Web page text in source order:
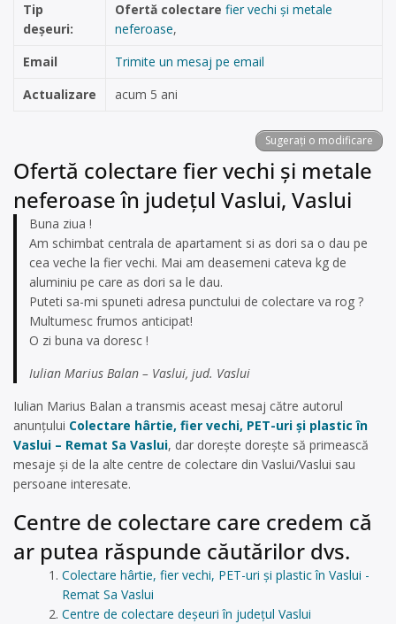
Tip
deșeuri:
Ofertă colectare fier vechi și metale
neferoase,
Email
Trimite un mesaj pe email
Actualizare
acum 5 ani
Sugerați o modificare
Ofertă colectare fier vechi și metale
neferoase în județul Vaslui, Vaslui
Buna ziua !
Am schimbat centrala de apartament si as dori sa o dau pe
cea veche la fier vechi. Mai am deasemeni cateva kg de
aluminiu pe care as dori sa le dau.
Puteti sa-mi spuneti adresa punctului de colectare va rog ?
Multumesc frumos anticipat!
O zi buna va doresc !
Iulian Marius Balan – Vaslui, jud. Vaslui
Iulian Marius Balan a transmis aceast mesaj către autorul
anunțului Colectare hârtie, fier vechi, PET-uri și plastic în
Vaslui – Remat Sa Vaslui, dar dorește dorește să primească
mesaje și de la alte centre de colectare din Vaslui/Vaslui sau
persoane interesate.
Centre de colectare care credem că
ar putea răspunde căutărilor dvs.
Colectare hârtie, fier vechi, PET-uri și plastic în Vaslui -
Remat Sa Vaslui
Centre de colectare deșeuri în județul Vaslui